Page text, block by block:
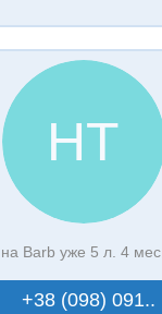
НТ
на Barb уже 5 л. 4 мес.
+38 (098) 091..